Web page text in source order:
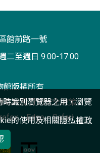
閱
館前路一號
二至週日 9:00-17:00
館版權所有
私權及資訊安全政策
、Edge、Safari
識別瀏覽器之用，瀏覽
的使用及相關隱私權政